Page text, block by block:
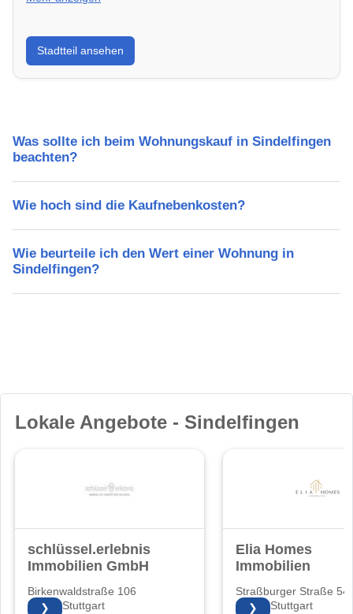
Erfahre mehr über deinen Stadtteil in Sindelfingen:
Lebensqualität, Verkehrsanbindung, Schulen,
Freizeitmöglichkeiten und Mietpreise.
Stadtteil ansehen
Was sollte ich beim Wohnungskauf in Sindelfingen
beachten?
Wie hoch sind die Kaufnebenkosten?
Wie beurteile ich den Wert einer Wohnung in
Sindelfingen?
Lokale Angebote - Sindelfingen
schlüssel.erlebnis
Immobilien GmbH
Birkenwaldstraße 106
70191 Stuttgart
❯
Elia Homes
Immobilien
Straßburger Straße 54
70435 Stuttgart
❯